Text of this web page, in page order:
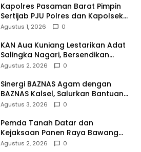
Kapolres Pasaman Barat Pimpin
Sertijab PJU Polres dan Kapolsek
Sungai Beremas
Agustus 1, 2026 0
KAN Aua Kuniang Lestarikan Adat
Salingka Nagari, Bersendikan
Kitabullah
Agustus 2, 2026 0
Sinergi BAZNAS Agam dengan
BAZNAS Kalsel, Salurkan Bantuan
Bencana Alam
Agustus 3, 2026 0
Pemda Tanah Datar dan
Kejaksaan Panen Raya Bawang
Merah di Sawah Tangah
Agustus 2, 2026 0